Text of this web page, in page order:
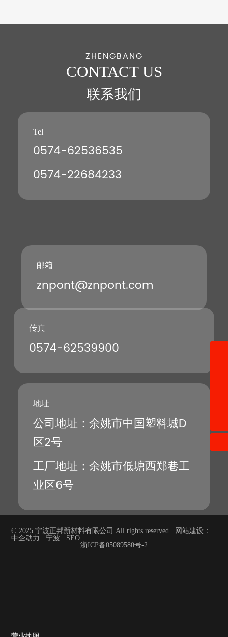
ZHENGBANG
CONTACT US
联系我们
Tel
0574-62536535
0574-22684233
邮箱
znpont@znpont.com
传真
0574-62539900
地址
公司地址：余姚市中国塑料城D
区2号
工厂地址：余姚市低塘西郑巷工
业区6号
© 2025 宁波正邦新材料有限公司 All rights reserved. 网站建设：
中企动力
宁波
SEO
浙ICP备05089580号-2